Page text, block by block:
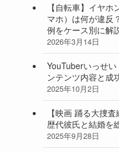
【自転車】イヤ
マホ）は何が違反
例をケース別に解
2026年3月14日
YouTuberいっせ
ンテンツ内容と成
2025年10月2日
【映画 踊る大捜
歴代彼氏と結婚を
2025年9月28日